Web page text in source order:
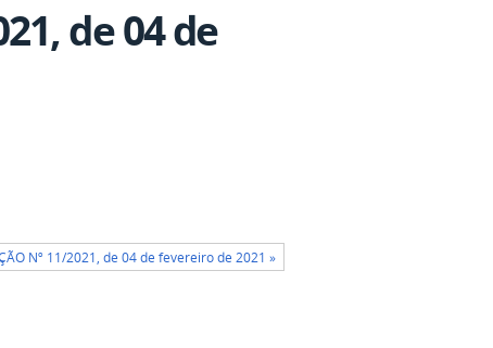
de 04 de
Nº 11/2021, de 04 de fevereiro de 2021 »